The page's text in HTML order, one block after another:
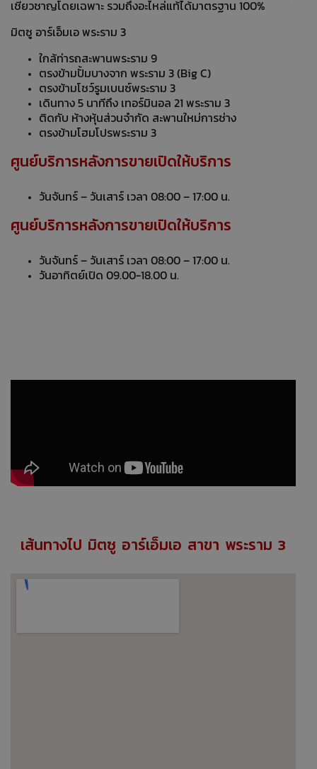
เชี่ยวชาญโดยเฉพาะ รวมถึงอะไหล่แท้ได้มาตรฐาน 100%
มิตซู อาร์เอ็มเอ พระราม 3
ใกล้ท่ารถสะพานพระราม 9
ตรงข้ามปั้มบางจาก พระราม 3 (Big C)
ตรงข้ามโชว์รูมเบนซ์พระราม 3
เดินทาง 5 นาทีถึง เทอร์มินอล 21 พระราม 3
ติดกับ ห้างหุ้นส่วนจำกัด สะพานใหม่การช่าง
ตรงข้ามโฮมโปรพระราม 3
ศูนย์บริการหลังการขายเปิดให้บริการ
วันจันทร์ – วันเสาร์ เวลา 08:00 – 17:00 น.
ศูนย์บริการหลังการขายเปิดให้บริการ
วันจันทร์ – วันเสาร์ เวลา 08:00 – 17:00 น.
วันอาทิตย์เปิด 09.00-18.00 น.
เส้นทางไป มิตซู อาร์เอ็มเอ สาขา พระราม 3